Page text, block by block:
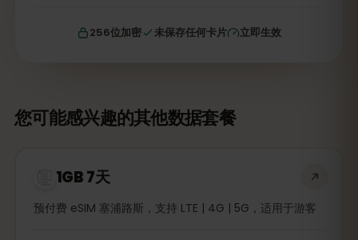
256位加密 未保存任何卡片 立即生效
您可能感兴趣的其他数据套餐
1GB 7天
预付费 eSIM 塞浦路斯，支持 LTE | 4G | 5G，适用于游客